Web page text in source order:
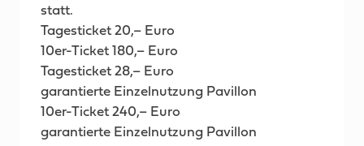
statt.
Tagesticket 20,– Euro
10er-Ticket 180,– Euro
Tagesticket 28,– Euro
garantierte Einzelnutzung Pavillon
10er-Ticket 240,– Euro
garantierte Einzelnutzung Pavillon